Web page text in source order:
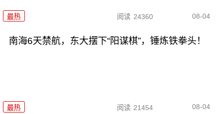
最热 阅读 24360 08-04
南海6天禁航，东大摆下“阳谋棋”，锤炼铁拳头！
最热 阅读 21454 08-04